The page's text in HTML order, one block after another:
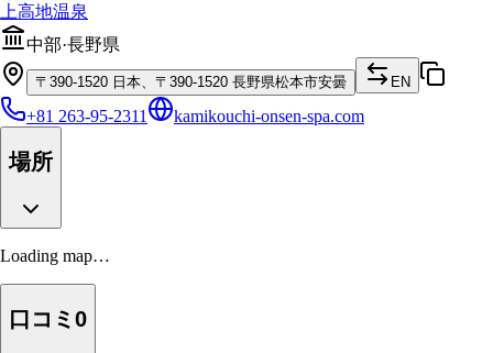
上高地温泉
中部·長野県
〒 390-1520 日本、〒390-1520 長野県松本市安曇 EN
+81 263-95-2311 kamikouchi-onsen-spa.com
場所
Loading map…
口コミ0